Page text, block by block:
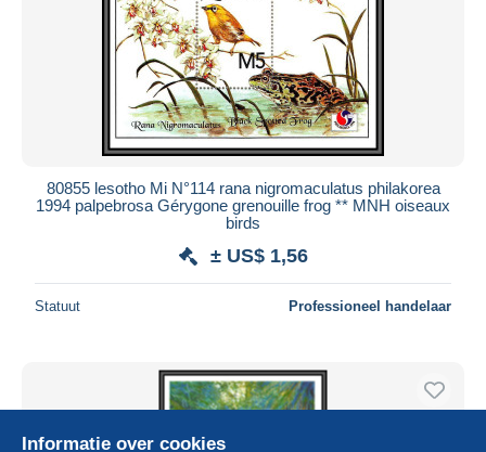
80855 lesotho Mi N°114 rana nigromaculatus philakorea
1994 palpebrosa Gérygone grenouille frog ** MNH oiseaux
birds
± US$ 1,56
Statuut Professioneel handelaar
Informatie over cookies